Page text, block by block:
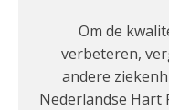
Om de
verbeteren,
andere
Nederlandse Hart